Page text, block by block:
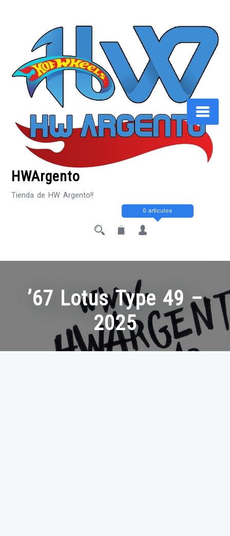
HWArgento
Tienda de HW Argento!!
0 artículos
’67 Lotus Type 49 –
2025